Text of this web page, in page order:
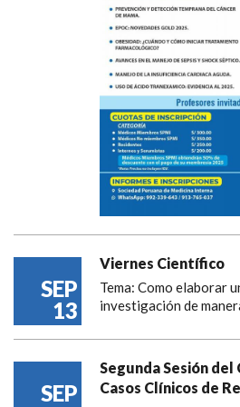
SEP
13
Viernes Científico
Tema: Como elaborar
investigación de
SEP
Segunda Sesión del
Casos Clínicos de